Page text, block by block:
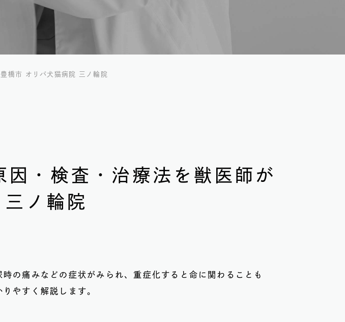
橋市 オリバ犬猫病院 三ノ輪院
因・検査・治療法を獣医師が
ノ輪院
の痛みなどの症状がみられ、重症化すると命に関わることも
やすく解説します。